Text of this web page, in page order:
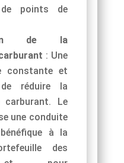
points de
de la
: Une
constante et
réduire la
carburant. Le
une conduite
à la
des